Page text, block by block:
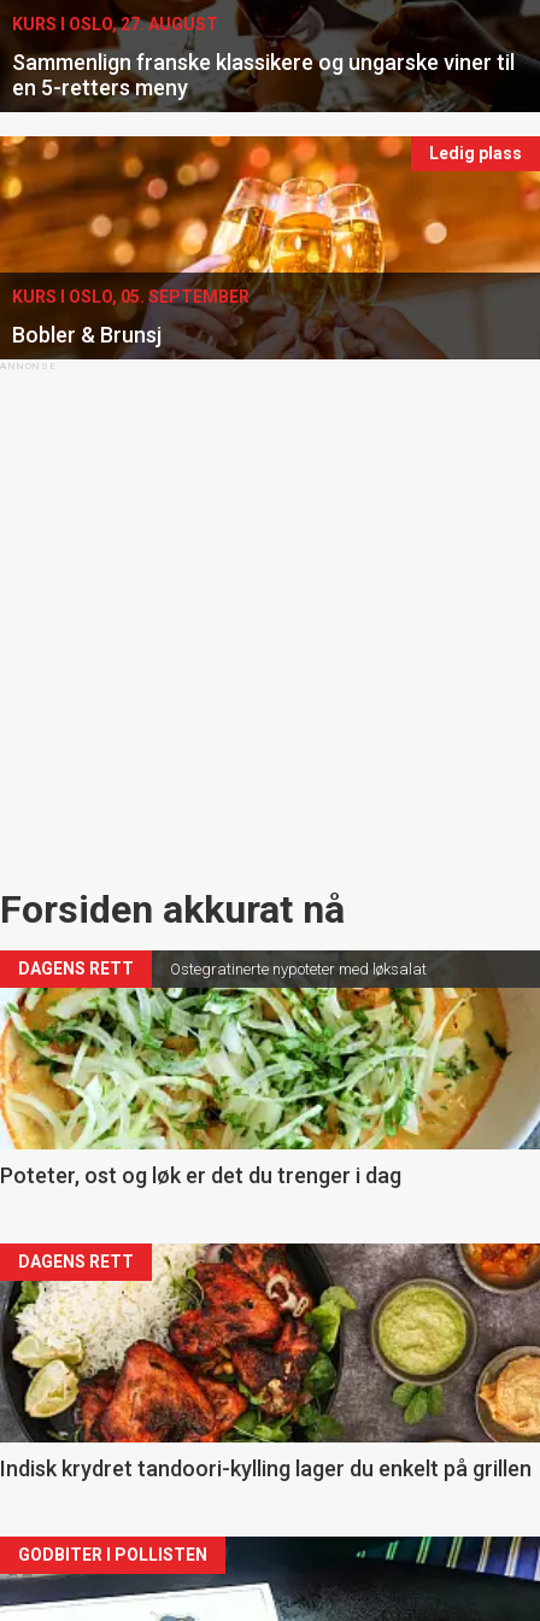
KURS I OSLO, 27. AUGUST
Sammenlign franske klassikere og ungarske viner til
en 5-retters meny
Ledig plass
KURS I OSLO, 05. SEPTEMBER
Bobler & Brunsj
Forsiden akkurat nå
DAGENS RETT Ostegratinerte nypoteter med løksalat
Poteter, ost og løk er det du trenger i dag
Forsiden
akkurat
nå
-
2
DAGENS RETT
Indisk krydret tandoori-kylling lager du enkelt på grillen
Forsiden
akkurat
GODBITER I POLLISTEN